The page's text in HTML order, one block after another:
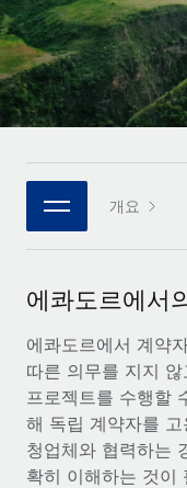
플랫폼
팀을 위한 통합된
연결
새로운
통합
핵심 비즈니스 도
전문가 상담
글로벌 인사 및 규정
신원 조사
채용 후보자 심사
Compliance
엔터프라이즈
대기업을 위한 글
REMOTE 파트너 되기
플랫폼에 글로벌
Remote와의 파
Remote Build
사례 연구
AI 분야의 선구자
조직 규모를 120%
HR 용어집
체크리스트 및 템플릿
직무 설명 라이브러
이벤트
급여 및 인재 인사이
지원받기
모든 리소스 보기
Italiano
Português
한국어
개요
에콰도르에서
에콰도르에서 계약
따른 의무를 지지
프로젝트를 수행할
해 독립 계약자를
청업체와 협력하는
확히 이해하는 것이